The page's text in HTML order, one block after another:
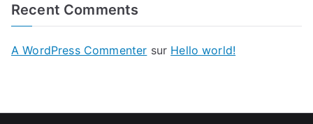
Recent Comments
A WordPress Commenter sur Hello world!